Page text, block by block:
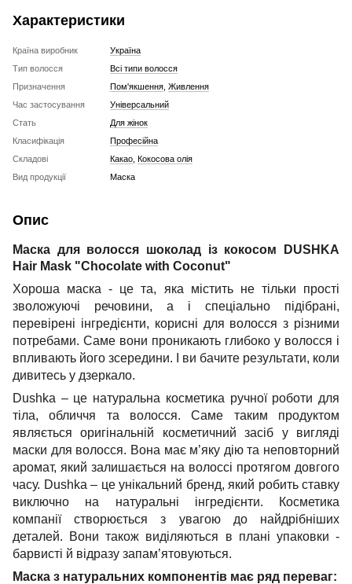
Характеристики
Країна виробник
Україна
Тип волосся
Всі типи волосся
Призначення
Пом'якшення Живлення
Час застосування
Універсальний
Стать
Для жінок
Класифікація
Професійна
Складові
Какао Кокосова олія
Вид продукції
Маска
Опис
Маска для волосся шоколад із кокосом DUSHKA
Hair Mask "Chocolate with Coconut"
Хороша маска - це та, яка містить не тільки прості
зволожуючі речовини, а і спеціально підібрані,
перевірені інгредієнти, корисні для волосся з різними
потребами. Саме вони проникають глибоко у волосся і
впливають його зсередини. І ви бачите результати, коли
дивитесь у дзеркало.
Dushka – це натуральна косметика ручної роботи для
тіла, обличчя та волосся. Саме таким продуктом
являється оригінальній косметичний засіб у вигляді
маски для волосся. Вона має м’яку дію та неповторний
аромат, який залишається на волоссі протягом довгого
часу. Dushka – це унікальний бренд, який робить ставку
виключно на натуральні інгредієнти. Косметика
компанії створюється з увагою до найдрібніших
деталей. Вони також виділяються в плані упаковки -
барвисті й відразу запам’ятовуються.
Маска з натуральних компонентів має ряд переваг: